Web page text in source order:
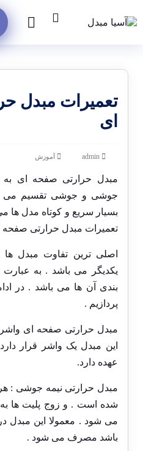
تعمیرات مبدل
ای
admin آموزش
مبدل حرارتی صفحه ای به
جوشی و جوشی تقسیم می
بسیار سریع و کوتاه مدل ها می
تعمیرات مبدل حرارتی صفحه
اصلی ترین تفاوت مبدل
یکدیگر می باشد . به
بندی آن ها می باشد . در
پردازیم .
مبدل حرارتی صفحه ای
این مبدل یک واشر قرار
عهده دارد.
مبدل حرارتی نیمه جوشی :
شده است . و زوج پلیت ها
می شود . معمولا این مبدل
باشد مصرف می شود .